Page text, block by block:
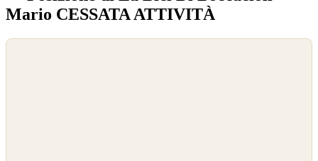
Mario CESSATA ATTIVITÀ